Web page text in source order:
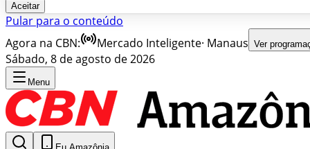
Aceitar
Pular para o conteúdo
Agora na CBN:
Mercado Inteligente· Manaus Ver
Sábado, 8 de agosto de 2026
Menu